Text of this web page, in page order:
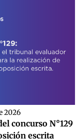
2026
concurso N°129
escrita